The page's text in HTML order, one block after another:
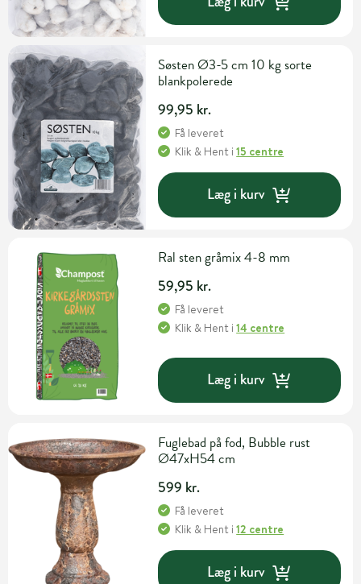
Søsten Ø3-5 cm 10 kg sorte
blankpolerede
99,95 kr.
Få leveret
Klik & Hent i15 centre
Læg i kurv
Ral sten gråmix 4-8 mm
59,95 kr.
Få leveret
Klik & Hent i14 centre
Læg i kurv
Fuglebad på fod, Bubble rust
Ø47xH54 cm
599 kr.
Få leveret
Klik & Hent i12 centre
Læg i kurv